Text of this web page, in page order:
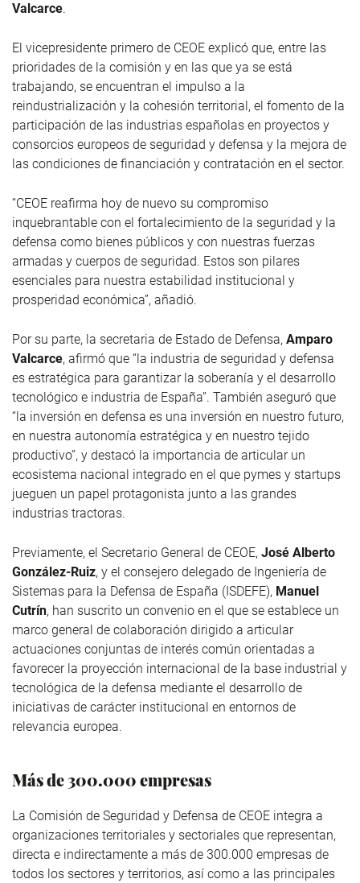
Valcarce.
El vicepresidente primero de CEOE explicó que, entre las
prioridades de la comisión y en las que ya se está
trabajando, se encuentran el impulso a la
reindustrialización y la cohesión territorial, el fomento de la
participación de las industrias españolas en proyectos y
consorcios europeos de seguridad y defensa y la mejora de
las condiciones de financiación y contratación en el sector.
“CEOE reafirma hoy de nuevo su compromiso
inquebrantable con el fortalecimiento de la seguridad y la
defensa como bienes públicos y con nuestras fuerzas
armadas y cuerpos de seguridad. Estos son pilares
esenciales para nuestra estabilidad institucional y
prosperidad económica”, añadió.
Por su parte, la secretaria de Estado de Defensa, Amparo
Valcarce, afirmó que “la industria de seguridad y defensa
es estratégica para garantizar la soberanía y el desarrollo
tecnológico e industria de España”. También aseguró que
“la inversión en defensa es una inversión en nuestro futuro,
en nuestra autonomía estratégica y en nuestro tejido
productivo”, y destacó la importancia de articular un
ecosistema nacional integrado en el que pymes y startups
jueguen un papel protagonista junto a las grandes
industrias tractoras.
Previamente, el Secretario General de CEOE, José Alberto
González-Ruiz, y el consejero delegado de Ingeniería de
Sistemas para la Defensa de España (ISDEFE), Manuel
Cutrín, han suscrito un convenio en el que se establece un
marco general de colaboración dirigido a articular
actuaciones conjuntas de interés común orientadas a
favorecer la proyección internacional de la base industrial y
tecnológica de la defensa mediante el desarrollo de
iniciativas de carácter institucional en entornos de
relevancia europea.
Más de 300.000 empresas
La Comisión de Seguridad y Defensa de CEOE integra a
organizaciones territoriales y sectoriales que representan,
directa e indirectamente a más de 300.000 empresas de
todos los sectores y territorios, así como a las principales